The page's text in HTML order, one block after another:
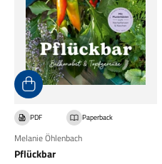
PDF Paperback
Melanie Öhlenbach
Pflückbar